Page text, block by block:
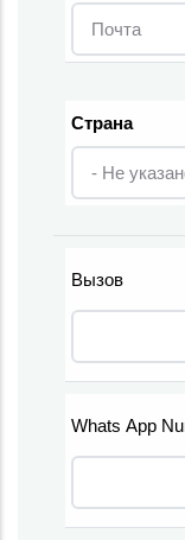
Страна
Вызов
Whats App